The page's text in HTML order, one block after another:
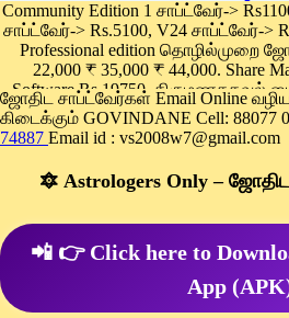
Community Edition 1 சாப்ட்வேர்->
சாப்ட்வேர்-> Rs.5100, V24 சாப்ட்வேர்->
Professional edition தொழில்முறை
22,000 ₹ 35,000 ₹ 44,000. Share
Software Rs.19750, திருமணதகவல்
Phone App Rs.
Pay online
ஜோதிட சாப்ட்வேர்கள் Email Online
கிடைக்கும் GOVINDANE Cell: 88077
74887 Email id : vs2008w7@gmail.com
🔯 Astrologers Only –
📲 👉 Click here to
App